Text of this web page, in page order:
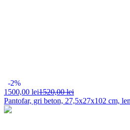
-2%
1500,00 lei1520,00 lei
Pantofar, gri beton, 27,5x27x102 cm,